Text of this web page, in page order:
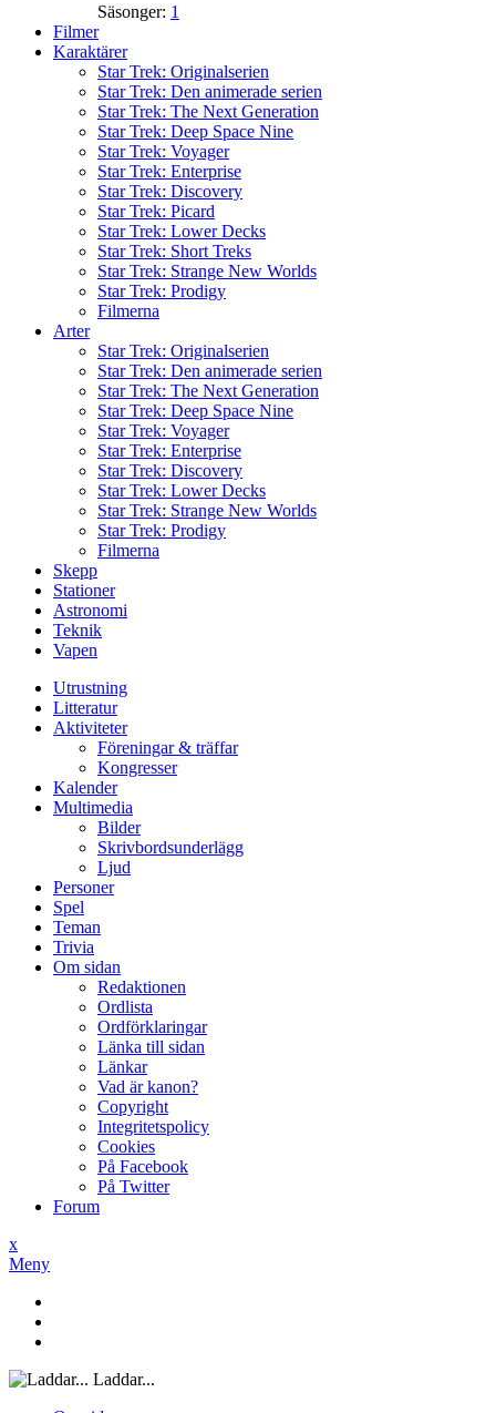
Säsonger: 1
Filmer
Karaktärer
Star Trek: Originalserien
Star Trek: Den animerade serien
Star Trek: The Next Generation
Star Trek: Deep Space Nine
Star Trek: Voyager
Star Trek: Enterprise
Star Trek: Discovery
Star Trek: Picard
Star Trek: Lower Decks
Star Trek: Short Treks
Star Trek: Strange New Worlds
Star Trek: Prodigy
Filmerna
Arter
Star Trek: Originalserien
Star Trek: Den animerade serien
Star Trek: The Next Generation
Star Trek: Deep Space Nine
Star Trek: Voyager
Star Trek: Enterprise
Star Trek: Discovery
Star Trek: Lower Decks
Star Trek: Strange New Worlds
Star Trek: Prodigy
Filmerna
Skepp
Stationer
Astronomi
Teknik
Vapen
Utrustning
Litteratur
Aktiviteter
Föreningar & träffar
Kongresser
Kalender
Multimedia
Bilder
Skrivbordsunderlägg
Ljud
Personer
Spel
Teman
Trivia
Om sidan
Redaktionen
Ordlista
Ordförklaringar
Länka till sidan
Länkar
Vad är kanon?
Copyright
Integritetspolicy
Cookies
På Facebook
På Twitter
Forum
x
Meny
Laddar...